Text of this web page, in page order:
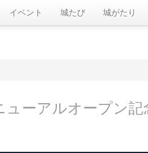
イベント 城たび 城がたり
ューアルオープン記